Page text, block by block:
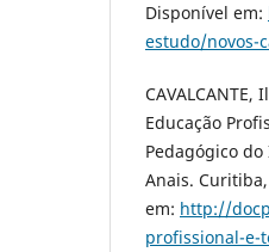
Disponível em:
estudo/novos-
CAVALCANTE,
Educação
Pedagógico
Anais.
em: http://
profissional-e-